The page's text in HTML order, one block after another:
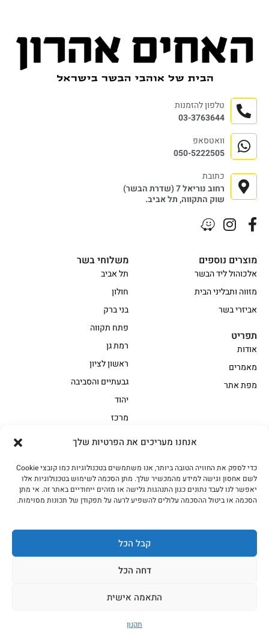
אנחנו מעריכים את הפרטיות שלך
כדי לספק את החוויה הטובה ביותר, אנו משתמשים בטכנולוגיות כמו קובצי Cookie
לשם אחסון וגישה למידע מהמכשיר שלך. מתן הסכמה לשימוש בטכנולוגיות אלו
יאפשר לנו לעבד נתונים כגון התנהגות גלישה או מזהים ייחודיים באתר זה. אי מתן
הסכמה או ביטול ההסכמה עלולים להשפיע לרעה על תפקודן של תכונות מסוימות.
קבל הכל
דחה הכל
התאמה אישית
תקנון
אווז
בשר בקר משובח
בשר בקר עגלה משובח
בשר למעשנת
הודו
חלקים אחוריים
מיוחדי מסורת1
נתחי פנים
עוף
על האש
משלוחי בשר
תל אביב
חולון
בני ברק
פתח תקווה
רמת גן
ראשון לציון
גבעתיים והסביבה
יהוד
מרכז
מוצרים נוספים
אלכוהול ליד הבשר
מזווה ותבליני הבית
אביזרי בשר
תפריט
אודות
מאמרים
מפת אתר
טלפון להזמנות
03-3763644
וואטסאפ
050-5222505
כתובת
רחוב נוריאל 7 (שדרת הבשר)
שוק התקווה, תל אביב.
עיצוב ובניית האתר בשיתוף Kfir Dgital